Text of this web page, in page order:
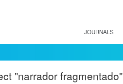
JOURNALS
"narrador fragmentado"